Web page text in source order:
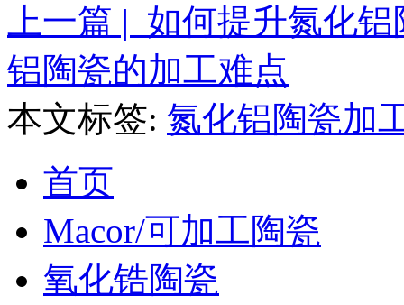
上一篇 | 如何提升氮化
铝陶瓷的加工难点
本文标签: 氮化铝陶瓷加
首页
Macor/可加工陶瓷
氧化锆陶瓷